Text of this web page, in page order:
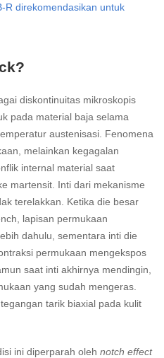
R direkomendasikan untuk
diskontinuitas mikroskopis
pada material baja selama
austenisasi. Fenomena
melainkan kegagalan
internal material saat
martensit. Inti dari mekanisme
terelakkan. Ketika die besar
lapisan permukaan
dahulu, sementara inti die
permukaan mengekspos
saat inti akhirnya mendingin,
yang sudah mengeras.
tarik biaxial pada kulit
ini diperparah oleh notch effect